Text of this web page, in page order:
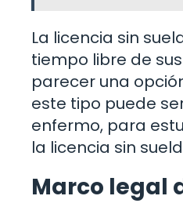
La licencia sin
tiempo libre de
parecer una
este tipo puede
enfermo, para
la licencia sin
Marco legal